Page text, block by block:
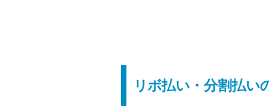
リボ払い・分割払い